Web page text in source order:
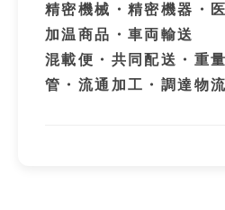
精密機械・精密機器・
加温商品・車両輸送
混載便・共同配送・重
管・流通加工・調達物流